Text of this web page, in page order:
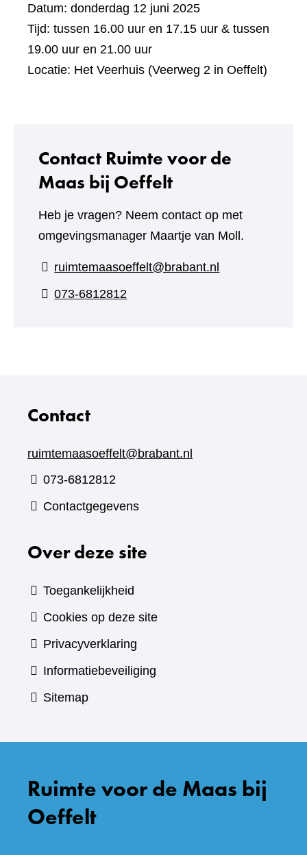
Datum: donderdag 12 juni 2025
Tijd: tussen 16.00 uur en 17.15 uur & tussen
19.00 uur en 21.00 uur
Locatie: Het Veerhuis (Veerweg 2 in Oeffelt)
Contact Ruimte voor de
Maas bij Oeffelt
Heb je vragen? Neem contact op met
omgevingsmanager Maartje van Moll.
ruimtemaasoeffelt@brabant.nl
073-6812812
Contact
ruimtemaasoeffelt@brabant.nl
073-6812812
Contactgegevens
Over deze site
Toegankelijkheid
Cookies op deze site
Privacyverklaring
Informatiebeveiliging
Sitemap
Ruimte voor de Maas bij
Oeffelt